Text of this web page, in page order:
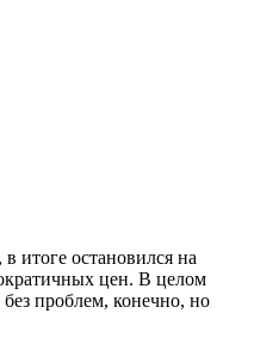
итоге остановился на
цен. В целом
проблем, конечно, но